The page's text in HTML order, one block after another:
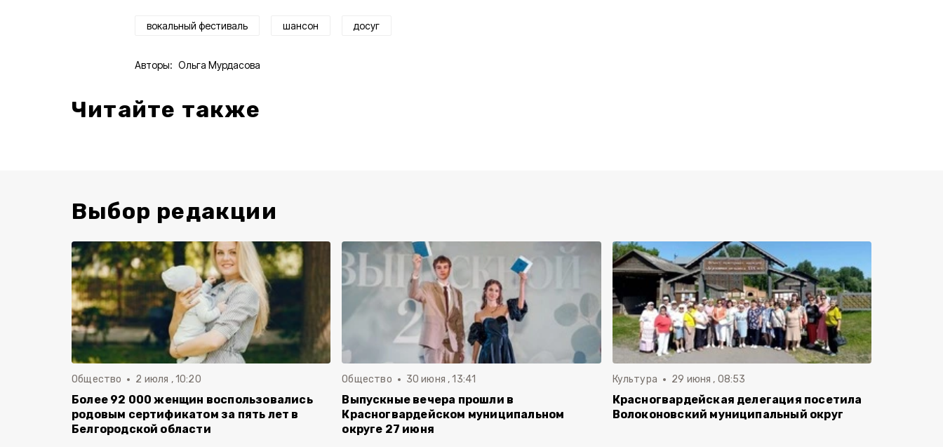
вокальный фестиваль шансон досуг
Авторы: Ольга Мурдасова
Читайте также
Выбор редакции
Общество 2 июля , 10:20
Более 92 000 женщин воспользовались
родовым сертификатом за пять лет в
Белгородской области
Общество 30 июня , 13:41
Выпускные вечера прошли в
Красногвардейском муниципальном
округе 27 июня
Культура 29 июня , 08:53
Красногвардейская делегация посетила
Волоконовский муниципальный округ